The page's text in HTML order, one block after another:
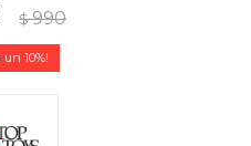
$ 990
10